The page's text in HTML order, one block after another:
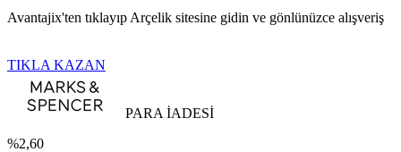
Avantajix'ten tıklayıp Arçelik sitesine gidin ve gönlünüzce alışveriş
TIKLA KAZAN
PARA İADESİ
%2,60